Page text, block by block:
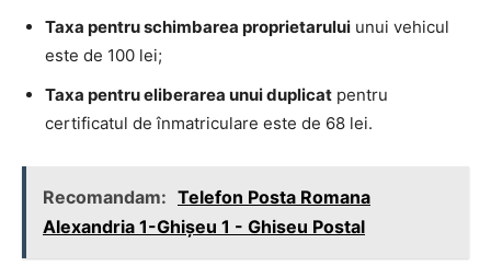
Taxa pentru schimbarea proprietarului unui vehicul
este de 100 lei;
Taxa pentru eliberarea unui duplicat pentru
certificatul de înmatriculare este de 68 lei.
Recomandam: Telefon Posta Romana
Alexandria 1-Ghişeu 1 - Ghiseu Postal